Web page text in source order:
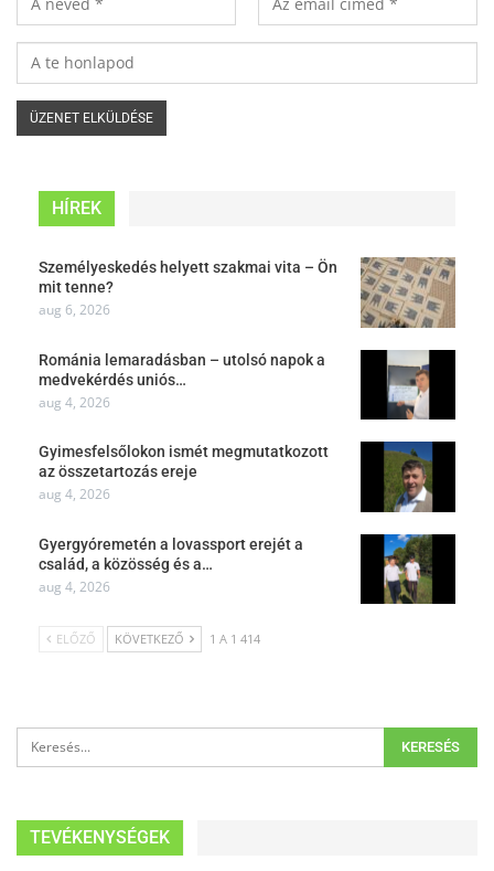
HÍREK
Személyeskedés helyett szakmai vita – Ön
mit tenne?
aug 6, 2026
Románia lemaradásban – utolsó napok a
medvekérdés uniós…
aug 4, 2026
Gyimesfelsőlokon ismét megmutatkozott
az összetartozás ereje
aug 4, 2026
Gyergyóremetén a lovassport erejét a
család, a közösség és a…
aug 4, 2026
ELŐZŐ KÖVETKEZŐ 1 A 1 414
TEVÉKENYSÉGEK